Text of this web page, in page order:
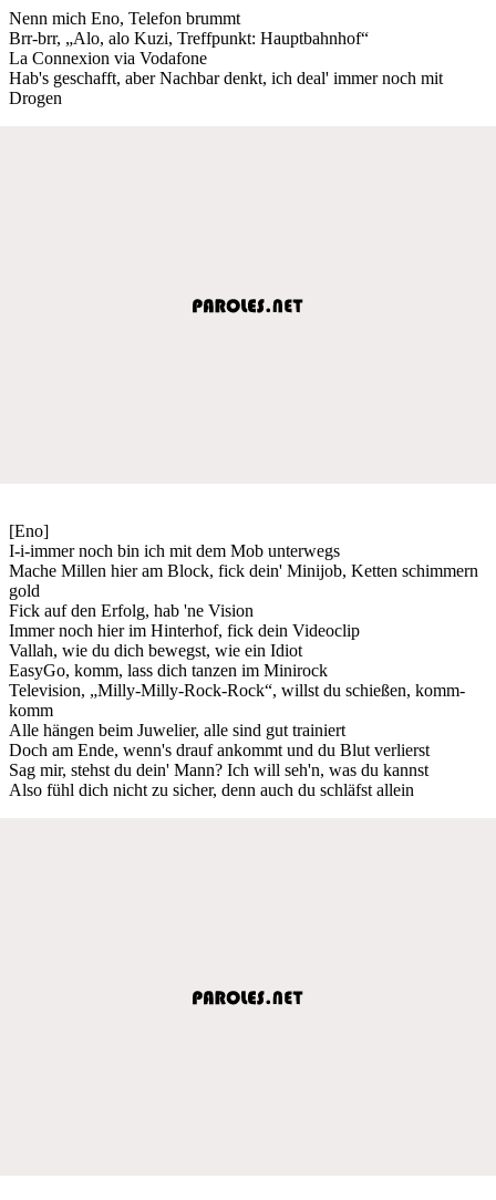
Nenn mich Eno, Telefon brummt
Brr-brr, „Alo, alo Kuzi, Treffpunkt: Hauptbahnhof“
La Connexion via Vodafone
Hab's geschafft, aber Nachbar denkt, ich deal' immer noch mit
Drogen
[Eno]
I-i-immer noch bin ich mit dem Mob unterwegs
Mache Millen hier am Block, fick dein' Minijob, Ketten schimmern
gold
Fick auf den Erfolg, hab 'ne Vision
Immer noch hier im Hinterhof, fick dein Videoclip
Vallah, wie du dich bewegst, wie ein Idiot
EasyGo, komm, lass dich tanzen im Minirock
Television, „Milly-Milly-Rock-Rock“, willst du schießen, komm-
komm
Alle hängen beim Juwelier, alle sind gut trainiert
Doch am Ende, wenn's drauf ankommt und du Blut verlierst
Sag mir, stehst du dein' Mann? Ich will seh'n, was du kannst
Also fühl dich nicht zu sicher, denn auch du schläfst allein